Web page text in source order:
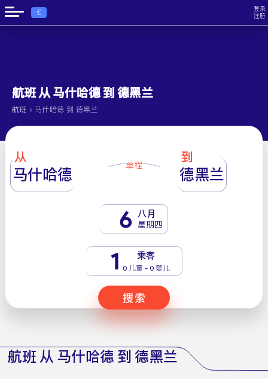
€
登录
注册
航班 从 马什哈德 到 德黑兰
航班 › 马什哈德 到 德黑兰
从
马什哈德 单程
到
德黑兰
6 八月
星期四
1 乘客
0 儿童 - 0 婴儿
搜索
航班 从 马什哈德 到 德黑兰